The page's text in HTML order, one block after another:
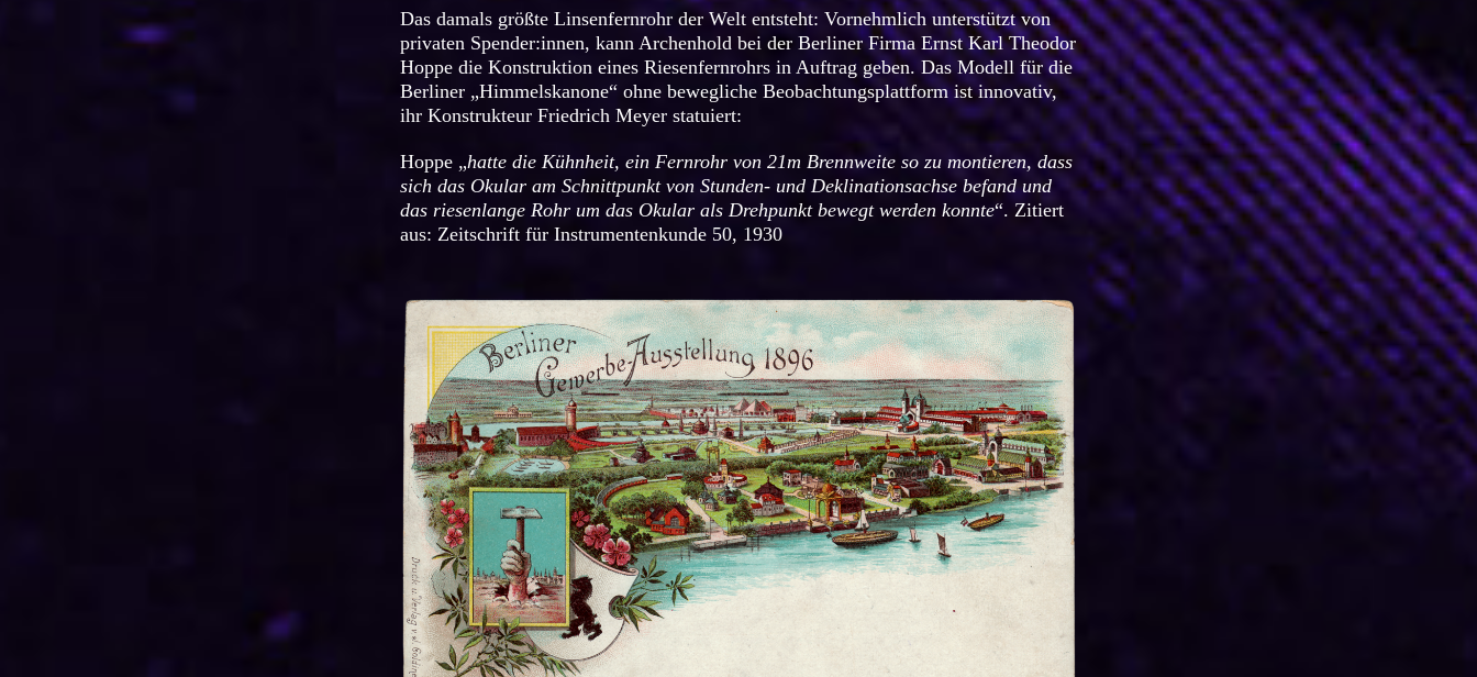
Das damals größte Linsenfernrohr der Welt entsteht: Vornehmlich unterstützt von
privaten Spender:innen, kann Archenhold bei der Berliner Firma Ernst Karl Theodor
Hoppe die Konstruktion eines Riesenfernrohrs in Auftrag geben. Das Modell für die
Berliner „Himmelskanone“ ohne bewegliche Beobachtungsplattform ist innovativ,
ihr Konstrukteur Friedrich Meyer statuiert:
Hoppe „hatte die Kühnheit, ein Fernrohr von 21m Brennweite so zu montieren, dass
sich das Okular am Schnittpunkt von Stunden- und Deklinationsachse befand und
das riesenlange Rohr um das Okular als Drehpunkt bewegt werden konnte“. Zitiert
aus: Zeitschrift für Instrumentenkunde 50, 1930